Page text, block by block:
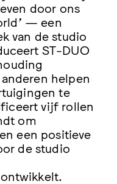
door ons
— een
van de studio
ST-DUO
helpen
te
vijf rollen
om
een positieve
de studio